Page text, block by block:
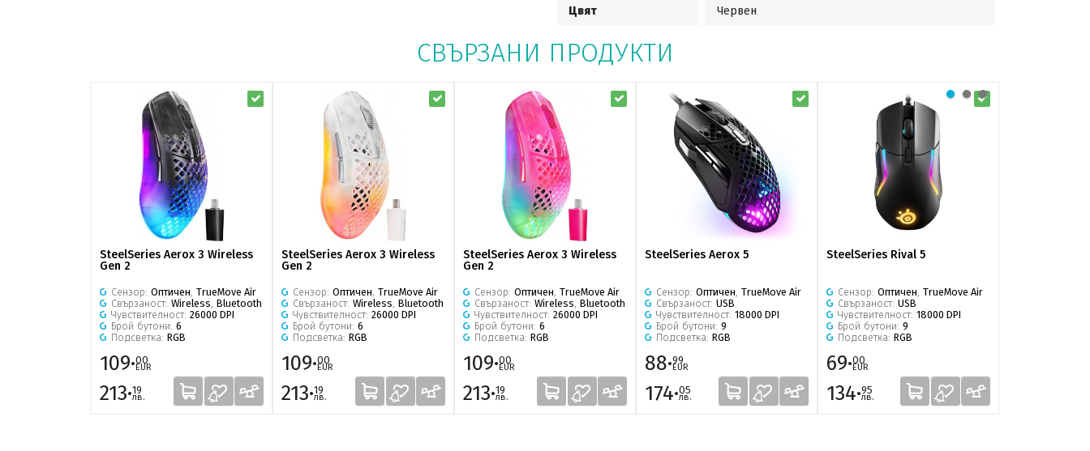
Цвят Червен
СВЪРЗАНИ ПРОДУКТИ
SteelSeries Aerox 3 Wireless
Gen 2
Сензор: Оптичен TrueMove Air
Свързаност: Wireless Bluetooth
Чувствителност: 26000 DPI
Брой бутони: 6
Подсветка: RGB
109·00
EUR
213·19
лв.
SteelSeries Aerox 3 Wireless
Gen 2
Сензор: Оптичен TrueMove Air
Свързаност: Wireless Bluetooth
Чувствителност: 26000 DPI
Брой бутони: 6
Подсветка: RGB
109·00
EUR
213·19
лв.
SteelSeries Aerox 3 Wireless
Gen 2
Сензор: Оптичен TrueMove Air
Свързаност: Wireless Bluetooth
Чувствителност: 26000 DPI
Брой бутони: 6
Подсветка: RGB
109·00
EUR
213·19
лв.
SteelSeries Aerox 5
Сензор: Оптичен TrueMove Air
Свързаност: USB
Чувствителност: 18000 DPI
Брой бутони: 9
Подсветка: RGB
88·99
EUR
174·05
лв.
SteelSeries Rival 5
Сензор: Оптичен TrueMove Air
Свързаност: USB
Чувствителност: 18000 DPI
Брой бутони: 9
Подсветка: RGB
69·00
EUR
134·95
лв.